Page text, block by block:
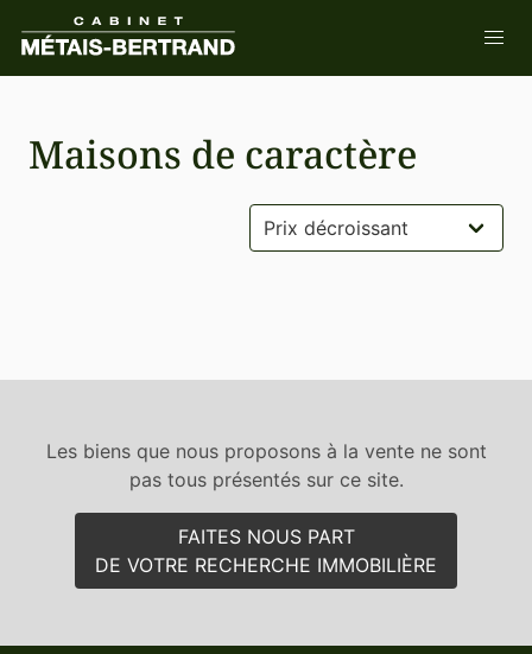
Maisons de caractère
Les biens que nous proposons à la vente ne sont
pas tous présentés sur ce site.
FAITES NOUS PART
DE VOTRE RECHERCHE IMMOBILIÈRE